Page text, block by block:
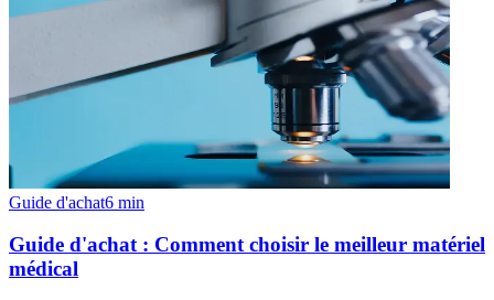
Guide d'achat6 min
Guide d'achat : Comment choisir le meilleur matériel
médical